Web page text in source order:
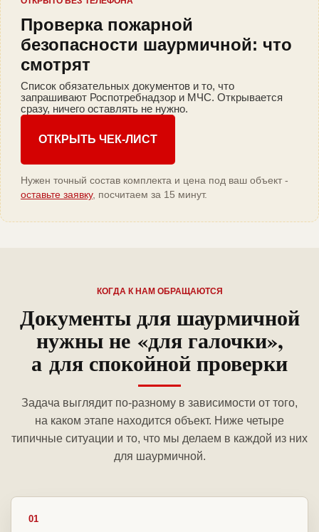
Проверка пожарной
безопасности шаурмичной: что
смотрят
Список обязательных документов и то, что
запрашивают Роспотребнадзор и МЧС. Открывается
сразу, ничего оставлять не нужно.
ОТКРЫТЬ ЧЕК-ЛИСТ
Нужен точный состав комплекта и цена под ваш объект -
оставьте заявку, посчитаем за 15 минут.
КОГДА К НАМ ОБРАЩАЮТСЯ
Документы для шаурмичной
нужны не «для галочки»,
а для спокойной проверки
Задача выглядит по-разному в зависимости от того,
на каком этапе находится объект. Ниже четыре
типичные ситуации и то, что мы делаем в каждой из них
для шаурмичной.
01